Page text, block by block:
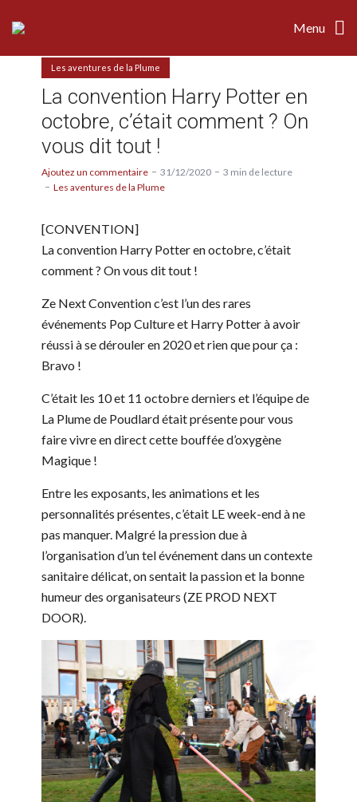
Menu
Les aventures de la Plume
La convention Harry Potter en
octobre, c’était comment ? On
vous dit tout !
Ajoutez un commentaire 31/12/2020
3 min de lecture
Les aventures de la Plume
[CONVENTION]
La convention Harry Potter en octobre, c’était
comment ? On vous dit tout !
Ze Next Convention c’est l’un des rares
événements Pop Culture et Harry Potter à avoir
réussi à se dérouler en 2020 et rien que pour ça :
Bravo !
C’était les 10 et 11 octobre derniers et l’équipe de
La Plume de Poudlard était présente pour vous
faire vivre en direct cette bouffée d’oxygène
Magique !
Entre les exposants, les animations et les
personnalités présentes, c’était LE week-end à ne
pas manquer. Malgré la pression due à
l’organisation d’un tel événement dans un contexte
sanitaire délicat, on sentait la passion et la bonne
humeur des organisateurs (ZE PROD NEXT
DOOR).